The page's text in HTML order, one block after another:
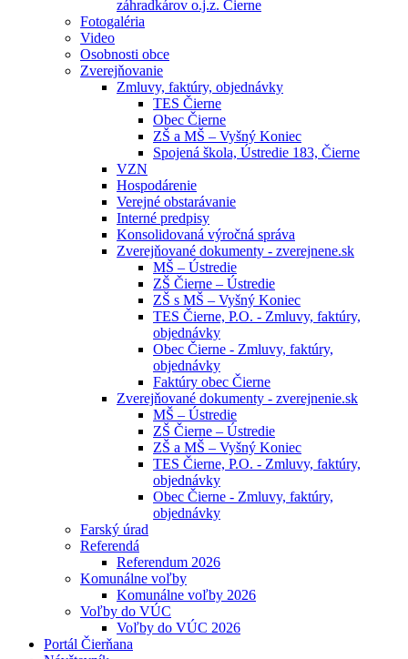
záhradkárov o.j.z. Čierne
Fotogaléria
Video
Osobnosti obce
Zverejňovanie
Zmluvy, faktúry, objednávky
TES Čierne
Obec Čierne
ZŠ a MŠ – Vyšný Koniec
Spojená škola, Ústredie 183, Čierne
VZN
Hospodárenie
Verejné obstarávanie
Interné predpisy
Konsolidovaná výročná správa
Zverejňované dokumenty - zverejnene.sk
MŠ – Ústredie
ZŠ Čierne – Ústredie
ZŠ s MŠ – Vyšný Koniec
TES Čierne, P.O. - Zmluvy, faktúry,
objednávky
Obec Čierne - Zmluvy, faktúry,
objednávky
Faktúry obec Čierne
Zverejňované dokumenty - zverejnenie.sk
MŠ – Ústredie
ZŠ Čierne – Ústredie
ZŠ a MŠ – Vyšný Koniec
TES Čierne, P.O. - Zmluvy, faktúry,
objednávky
Obec Čierne - Zmluvy, faktúry,
objednávky
Farský úrad
Referendá
Referendum 2026
Komunálne voľby
Komunálne voľby 2026
Voľby do VÚC
Voľby do VÚC 2026
Portál Čierňana